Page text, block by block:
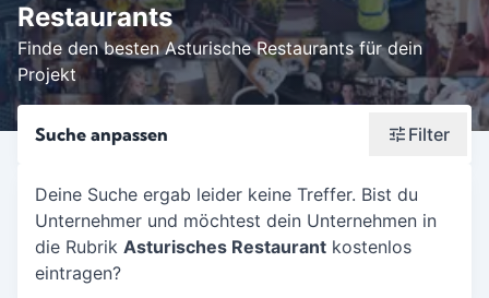
Restaurants
Finde den besten Asturische Restaurants für dein
Projekt
Suche anpassen Filter
Wonach suchst du?
Stadt oder Postleitzahl
Deine Suche ergab leider keine Treffer. Bist du
Unternehmer und möchtest dein Unternehmen in
die Rubrik Asturisches Restaurant kostenlos
eintragen?